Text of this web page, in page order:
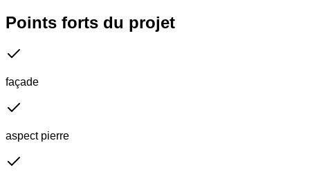
Points forts du projet
façade
aspect pierre